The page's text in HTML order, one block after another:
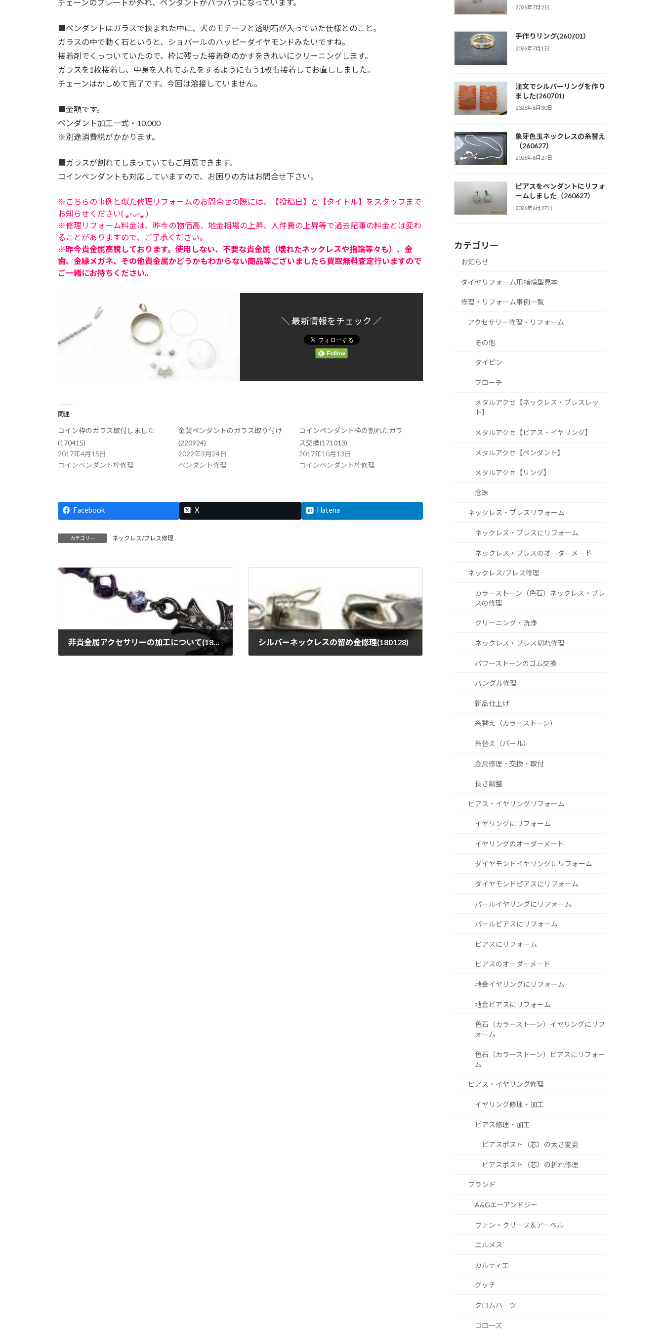
チェーンのプレートが外れ、ペンダントがバラバラになっています。
ペンダントはガラスで挟まれた中に、犬のモチーフと透明石が入っていた仕様とのこと。
ガラスの中で動く石というと、ショパールのハッピーダイヤモンドみたいですね。
接着剤でくっついていたので、枠に残った接着剤のかすをきれいにクリーニングします。
ガラスを1枚接着し、中身を入れてふたをするようにもう1枚も接着してお直ししました。
チェーンはかしめて完了です。今回は溶接していません。
金額です。
ペンダント加工一式・10,000
※別途消費税がかかります。
ガラスが割れてしまっていてもご用意できます。
コインペンダントも対応していますので、お困りの方はお問合せ下さい。
※こちらの事例と似た修理リフォームのお問合せの際には、【投稿日】と【タイトル】をスタッフまで
お知らせください( ⁎ᵕᴗᵕ⁎ )
※修理リフォーム料金は、昨今の物価高、地金相場の上昇、人件費の上昇等で過去記事の料金とは変わ
ることがありますので、ご了承ください。
※昨今貴金属高騰しております。使用しない、不要な貴金属（壊れたネックレスや指輪等々も）、金
歯、金縁メガネ、その他貴金属かどうかもわからない商品等ございましたら買取無料査定行いますので
ご一緒にお持ちください。
＼ 最新情報をチェック ／
関連
コイン枠のガラス取付しました
(170415)
2017年4月15日
コインペンダント枠修理
金貨ペンダントのガラス取り付け
(220924)
2022年9月24日
ペンダント修理
コインペンダント枠の割れたガラ
ス交換(171013)
2017年10月13日
コインペンダント枠修理
Facebook X Hatena
カテゴリー ネックレス/ブレス修理
非貴金属アクセサリーの加工について(180123) シルバーネックレスの留め金修理(180128)
2026年7月2日
手作りリング(260701）
2026年7月1日
注文でシルバーリングを作り
ました(260701)
2026年6月30日
象牙色玉ネックレスの糸替え
（260627）
2026年6月27日
ピアスをペンダントにリフォ
ームしました（260627）
2026年6月27日
カテゴリー
お知らせ
ダイヤリフォーム用指輪型見本
修理・リフォーム事例一覧
アクセサリー修理・リフォーム
その他
タイピン
ブローチ
メタルアクセ【ネックレス・ブレスレッ
ト】
メタルアクセ【ピアス・イヤリング】
メタルアクセ【ペンダント】
メタルアクセ【リング】
念珠
ネックレス・ブレスリフォーム
ネックレス・ブレスにリフォーム
ネックレス・ブレスのオーダーメード
ネックレス/ブレス修理
カラーストーン（色石）ネックレス・ブレ
スの修理
クリーニング・洗浄
ネックレス・ブレス切れ修理
パワーストーンのゴム交換
バングル修理
新品仕上げ
糸替え（カラーストーン）
糸替え（パール）
金具修理・交換・取付
長さ調整
ピアス・イヤリングリフォーム
イヤリングにリフォーム
イヤリングのオーダーメード
ダイヤモンドイヤリングにリフォーム
ダイヤモンドピアスにリフォーム
パールイヤリングにリフォーム
パールピアスにリフォーム
ピアスにリフォーム
ピアスのオーダーメード
地金イヤリングにリフォーム
地金ピアスにリフォーム
色石（カラーストーン）イヤリングにリフ
ォーム
色石（カラーストーン）ピアスにリフォー
ム
ピアス・イヤリング修理
イヤリング修理・加工
ピアス修理・加工
ピアスポスト（芯）の太さ変更
ピアスポスト（芯）の折れ修理
ブランド
A&Gエーアンドジー
ヴァン・クリーフ＆アーペル
エルメス
カルティエ
グッチ
クロムハーツ
ゴローズ